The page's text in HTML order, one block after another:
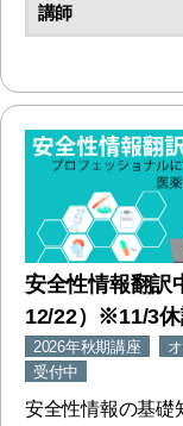
講師
安全性情報翻訳
12/22）※11/3
2026年秋期講座
受付中
安全性情報の基礎